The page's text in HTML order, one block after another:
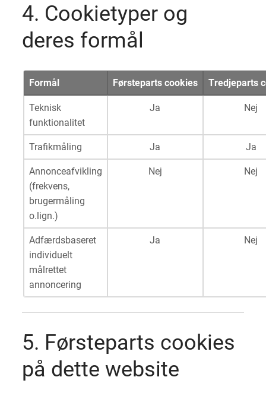
4. Cookietyper og
deres formål
Formål Førsteparts cookies Tredjeparts
Teknisk
funktionalitet
Ja Nej
Trafikmåling Ja Ja
Annonceafvikling
(frekvens,
brugermåling
o.lign.)
Nej Nej
Adfærdsbaseret
individuelt
målrettet
annoncering
Ja Nej
5. Førsteparts cookies
på dette website